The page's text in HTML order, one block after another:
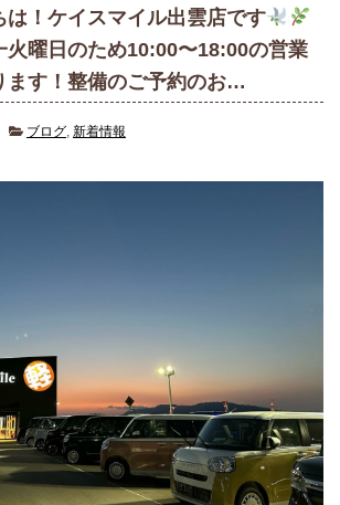
は！ケイスマイル出雲店です
火曜日のため10:00〜18:00の営業
ます！整備のご予約のお…
ブログ 新着情報